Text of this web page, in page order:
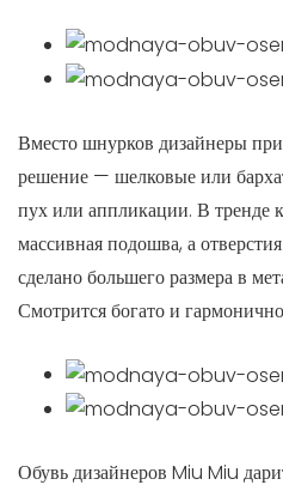
Вместо шнурков дизайнеры
решение — шелковые или
пух или аппликации. В тренде
массивная подошва, а
сделано большего размера в
Смотрится богато и
Обувь дизайнеров Miu Miu